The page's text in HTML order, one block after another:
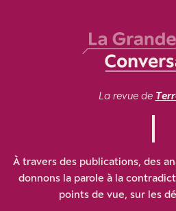
La revue de
À travers des publications, des
donnons la parole à la
points de vue, sur les